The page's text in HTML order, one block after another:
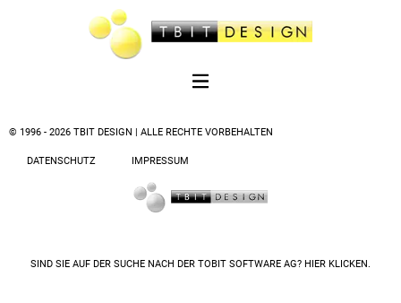
© 1996 - 2026 TBIT DESIGN | ALLE RECHTE VORBEHALTEN
DATENSCHUTZ IMPRESSUM
SIND SIE AUF DER SUCHE NACH DER TOBIT SOFTWARE AG? HIER KLICKEN.